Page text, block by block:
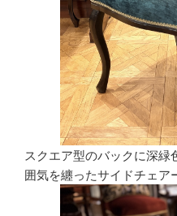
スクエア型のバックに深緑
囲気を纏ったサイドチェア